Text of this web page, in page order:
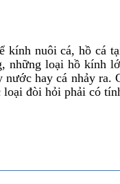
kính nuôi cá, hồ cá
những loại hồ kính
nước hay cá nhảy ra.
loại đòi hỏi phải có